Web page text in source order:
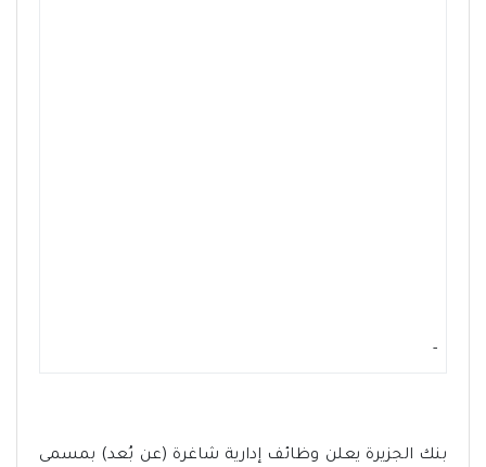
-
بنك الجزيرة يعلن وظائف إدارية شاغرة (عن بُعد) بمسمى